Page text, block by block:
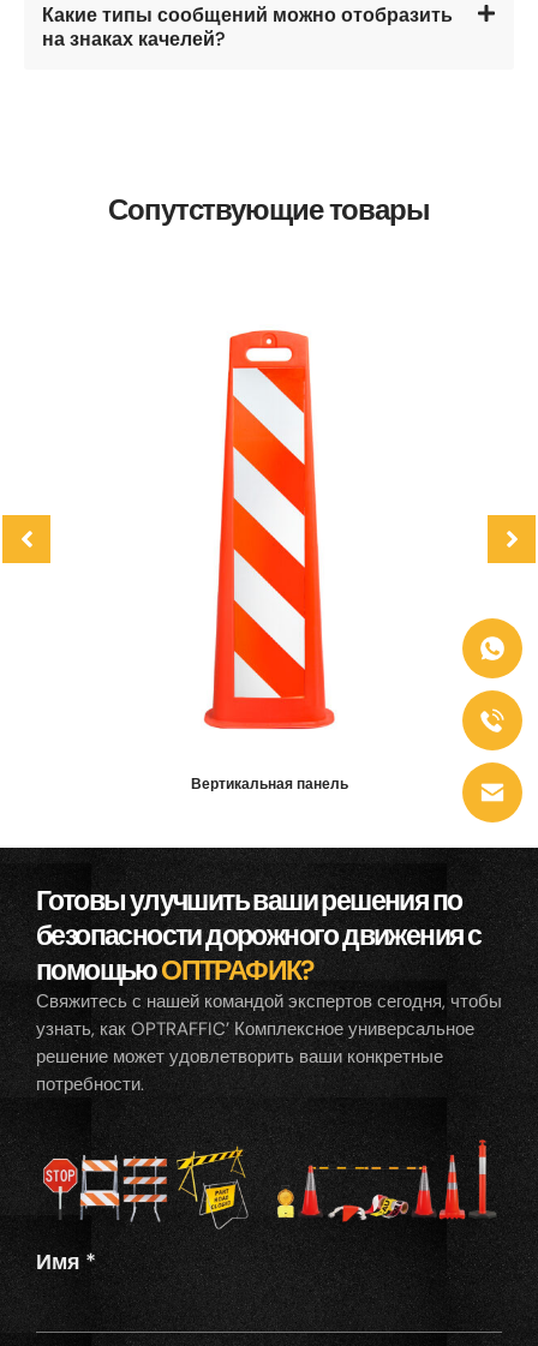
Какие типы сообщений можно отобразить
на знаках качелей?
Сопутствующие товары
Вертикальная панель
Готовы улучшить ваши решения по
безопасности дорожного движения с
помощьюОПТРАФИК?
Свяжитесь с нашей командой экспертов сегодня, чтобы
узнать, как OPTRAFFIC’ Комплексное универсальное
решение может удовлетворить ваши конкретные
потребности.
Имя *